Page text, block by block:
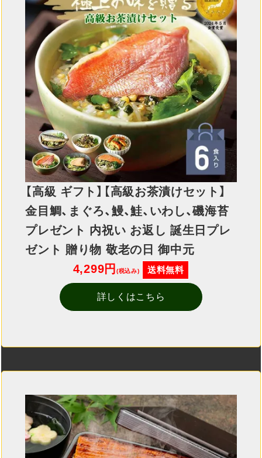
【高級 ギフト】【高級お茶漬けセット】
金目鯛、まぐろ、鰻、鮭、いわし、磯海苔
プレゼント 内祝い お返し 誕生日プレ
ゼント 贈り物 敬老の日 御中元
4,299円 (税込み) 送料無料
詳しくはこちら